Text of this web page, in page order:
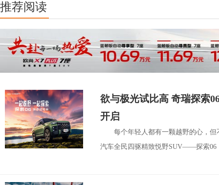
推荐阅读
欲与极光试比高 奇瑞探索
开启
每个年轻人都有一颗越野的心，
汽车全民四驱精致悦野SUV——探索06